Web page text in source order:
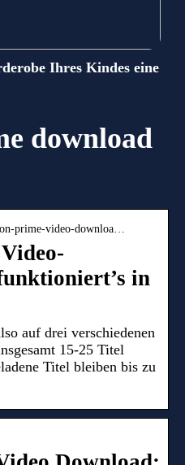
Ihres Kindes eine
download
prime-video-downloa…
in
auf drei verschiedenen
15-25 Titel
Titel bleiben bis zu